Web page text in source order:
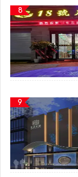
8
9